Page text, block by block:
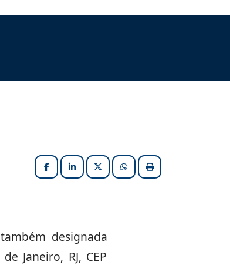
FacebookLinkedInX (formerly Twitter)Imprimir matéria
designada
Janeiro, RJ, CEP